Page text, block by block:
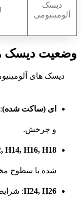
دیسک
آلومینیومی
وضعیت دیسک
دیسک های
ای (ساکت شده)
و چرخش.
H14, H16, H18
شده با سطوح
H24, H26
: